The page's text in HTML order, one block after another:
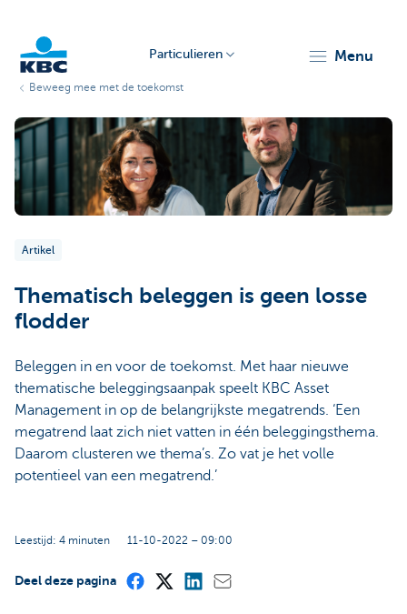
Particulieren menu
Beweeg mee met de toekomst
Artikel
Thematisch beleggen is geen losse
flodder
Beleggen in en voor de toekomst. Met haar nieuwe
thematische beleggingsaanpak speelt KBC Asset
Management in op de belangrijkste megatrends. ‘Een
megatrend laat zich niet vatten in één beleggingsthema.
Daarom clusteren we thema’s. Zo vat je het volle
potentieel van een megatrend.’
Leestijd: 4 minuten 11-10-2022 – 09:00
Deel deze pagina